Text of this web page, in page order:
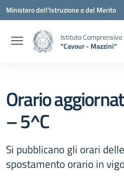
Vai ai contenuti
Vai al menu di navigazione
Vai al footer
Ministero dell'Istruzione e del Merito
Istituto
"Cavour - Mazzini"
Orario
– 5^C
Si pubblicano gli orari
spostamento orario in